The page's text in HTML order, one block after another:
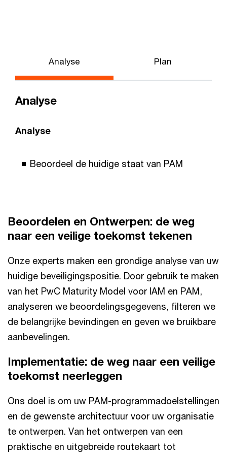
Analyse Plan
Analyse
Analyse
Beoordeel de huidige staat van PAM
Beoordelen en Ontwerpen: de weg
naar een veilige toekomst tekenen
Onze experts maken een grondige analyse van uw
huidige beveiligingspositie. Door gebruik te maken
van het PwC Maturity Model voor IAM en PAM,
analyseren we beoordelingsgegevens, filteren we
de belangrijke bevindingen en geven we bruikbare
aanbevelingen.
Implementatie: de weg naar een veilige
toekomst neerleggen
Ons doel is om uw PAM-programmadoelstellingen
en de gewenste architectuur voor uw organisatie
te ontwerpen. Van het ontwerpen van een
praktische en uitgebreide routekaart tot